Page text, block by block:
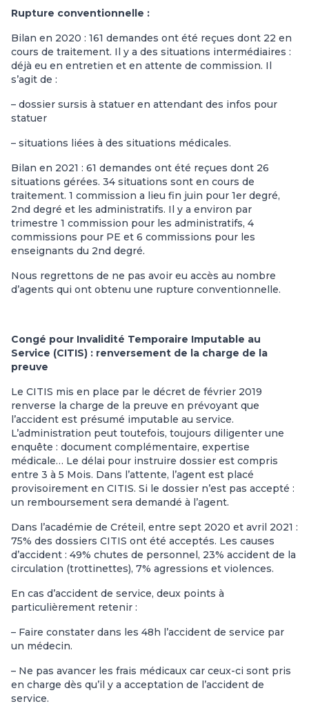
Rupture conventionnelle :
Bilan en 2020 : 161 demandes ont été reçues dont 22 en
cours de traitement. Il y a des situations intermédiaires :
déjà eu en entretien et en attente de commission. Il
s’agit de :
– dossier sursis à statuer en attendant des infos pour
statuer
– situations liées à des situations médicales.
Bilan en 2021 : 61 demandes ont été reçues dont 26
situations gérées. 34 situations sont en cours de
traitement. 1 commission a lieu fin juin pour 1er degré,
2nd degré et les administratifs. Il y a environ par
trimestre 1 commission pour les administratifs, 4
commissions pour PE et 6 commissions pour les
enseignants du 2nd degré.
Nous regrettons de ne pas avoir eu accès au nombre
d’agents qui ont obtenu une rupture conventionnelle.
Congé pour Invalidité Temporaire Imputable au
Service (CITIS) : renversement de la charge de la
preuve
Le CITIS mis en place par le décret de février 2019
renverse la charge de la preuve en prévoyant que
l’accident est présumé imputable au service.
L’administration peut toutefois, toujours diligenter une
enquête : document complémentaire, expertise
médicale… Le délai pour instruire dossier est compris
entre 3 à 5 Mois. Dans l’attente, l’agent est placé
provisoirement en CITIS. Si le dossier n’est pas accepté :
un remboursement sera demandé à l’agent.
Dans l’académie de Créteil, entre sept 2020 et avril 2021 :
75% des dossiers CITIS ont été acceptés. Les causes
d’accident : 49% chutes de personnel, 23% accident de la
circulation (trottinettes), 7% agressions et violences.
En cas d’accident de service, deux points à
particulièrement retenir :
– Faire constater dans les 48h l’accident de service par
un médecin.
– Ne pas avancer les frais médicaux car ceux-ci sont pris
en charge dès qu’il y a acceptation de l’accident de
service.